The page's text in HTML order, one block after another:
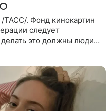
. Фонд кинокартин
следует
это должны люди,